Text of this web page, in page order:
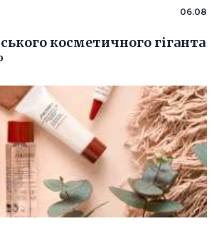
06.08
косметичного гіганта